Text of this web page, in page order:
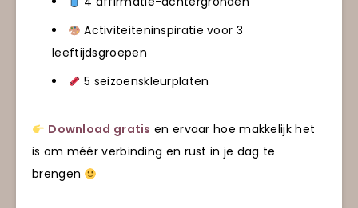
Activiteiteninspiratie voor 3
leeftijdsgroepen
5 seizoenskleurplaten
Download gratis en ervaar hoe makkelijk het
is om méér verbinding en rust in je dag te
brengen